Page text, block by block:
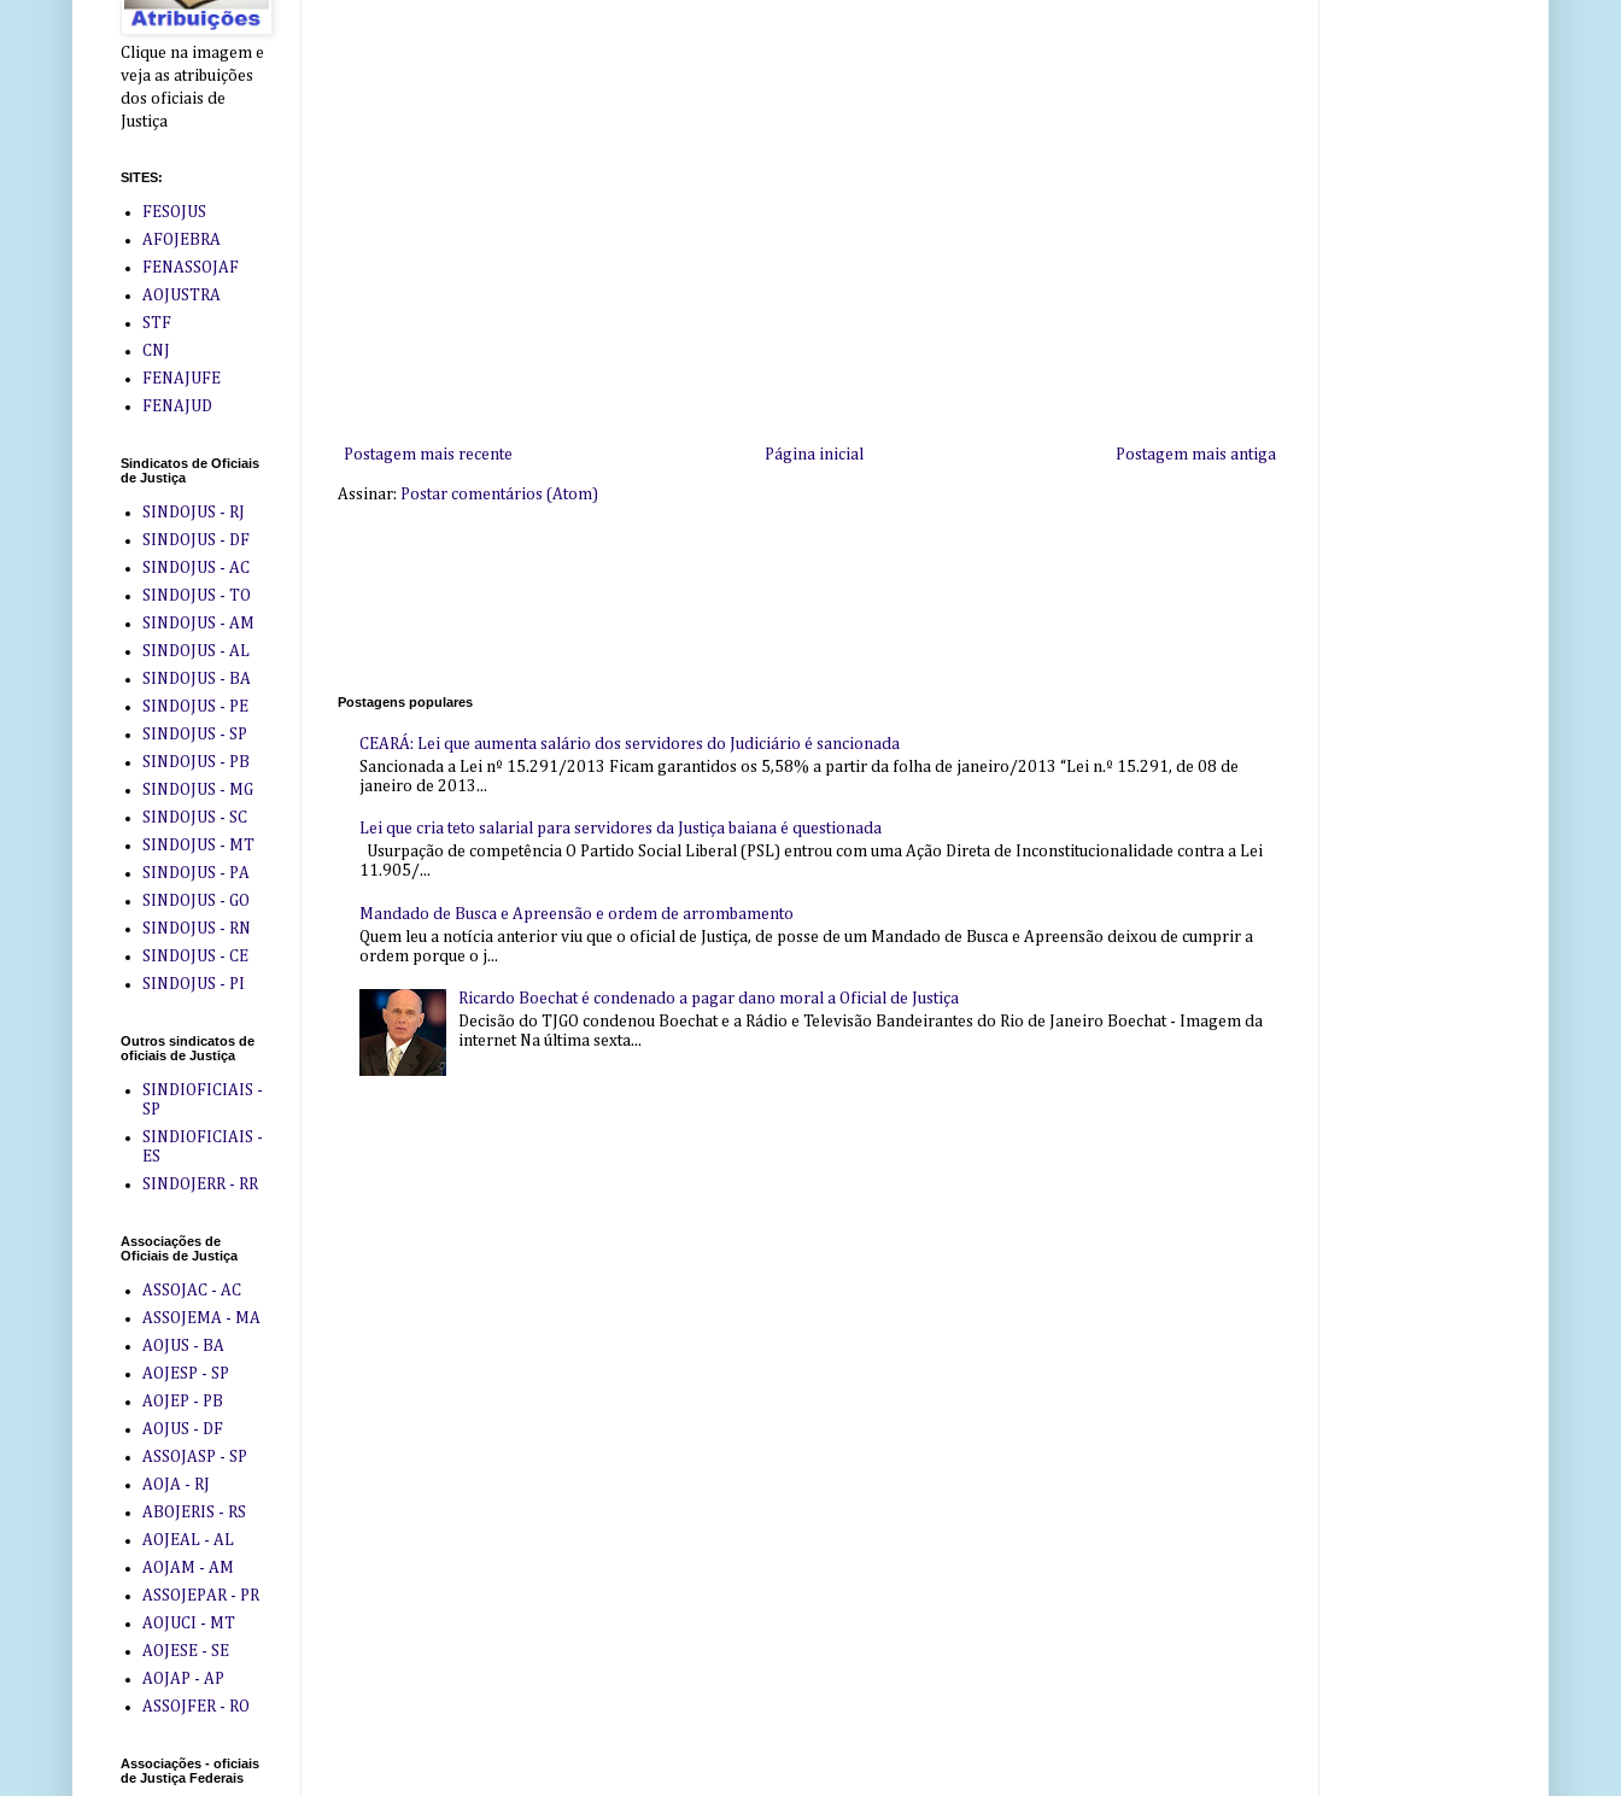
Postagem mais recente Postagem mais antiga
Página inicial
Assinar: Postar comentários (Atom)
Postagens populares
CEARÁ: Lei que aumenta salário dos servidores do Judiciário é sancionada
Sancionada a Lei nº 15.291/2013 Ficam garantidos os 5,58% a partir da folha de janeiro/2013 “Lei n.º 15.291, de 08 de
janeiro de 2013...
Lei que cria teto salarial para servidores da Justiça baiana é questionada
Usurpação de competência O Partido Social Liberal (PSL) entrou com uma Ação Direta de Inconstitucionalidade contra a Lei
11.905/...
Mandado de Busca e Apreensão e ordem de arrombamento
Quem leu a notícia anterior viu que o oficial de Justiça, de posse de um Mandado de Busca e Apreensão deixou de cumprir a
ordem porque o j...
Ricardo Boechat é condenado a pagar dano moral a Oficial de Justiça
Decisão do TJGO condenou Boechat e a Rádio e Televisão Bandeirantes do Rio de Janeiro Boechat - Imagem da
internet Na última sexta...
Clique na imagem e
veja as atribuições
dos oficiais de
Justiça
SITES:
FESOJUS
AFOJEBRA
FENASSOJAF
AOJUSTRA
STF
CNJ
FENAJUFE
FENAJUD
Sindicatos de Oficiais
de Justiça
SINDOJUS - RJ
SINDOJUS - DF
SINDOJUS - AC
SINDOJUS - TO
SINDOJUS - AM
SINDOJUS - AL
SINDOJUS - BA
SINDOJUS - PE
SINDOJUS - SP
SINDOJUS - PB
SINDOJUS - MG
SINDOJUS - SC
SINDOJUS - MT
SINDOJUS - PA
SINDOJUS - GO
SINDOJUS - RN
SINDOJUS - CE
SINDOJUS - PI
Outros sindicatos de
oficiais de Justiça
SINDIOFICIAIS -
SP
SINDIOFICIAIS -
ES
SINDOJERR - RR
Associações de
Oficiais de Justiça
ASSOJAC - AC
ASSOJEMA - MA
AOJUS - BA
AOJESP - SP
AOJEP - PB
AOJUS - DF
ASSOJASP - SP
AOJA - RJ
ABOJERIS - RS
AOJEAL - AL
AOJAM - AM
ASSOJEPAR - PR
AOJUCI - MT
AOJESE - SE
AOJAP - AP
ASSOJFER - RO
Associações - oficiais
de Justiça Federais